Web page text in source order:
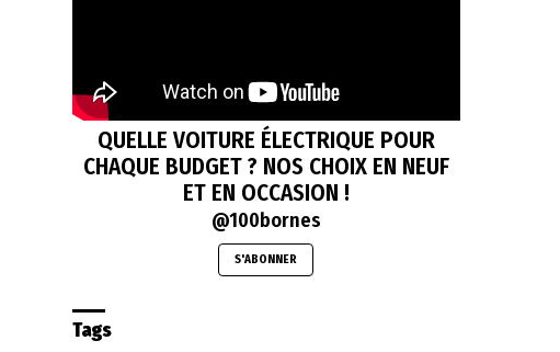
QUELLE VOITURE ÉLECTRIQUE POUR
CHAQUE BUDGET ? NOS CHOIX EN NEUF
ET EN OCCASION !
@100bornes
S'ABONNER
Tags